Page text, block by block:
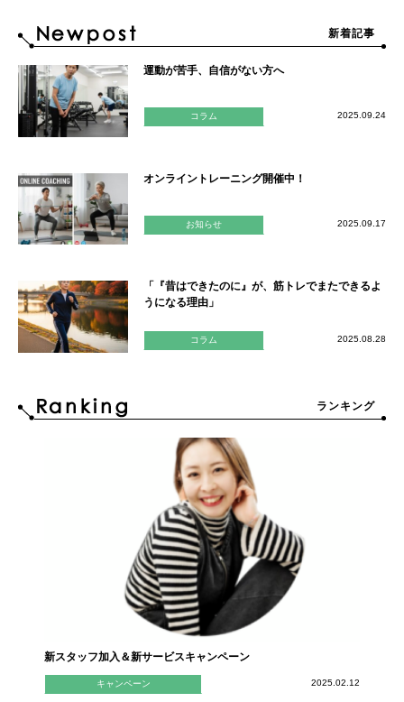
新着記事
運動が苦手、自信がない方へ
コラム 2025.09.24
オンライントレーニング開催中！
お知らせ 2025.09.17
「『昔はできたのに』が、筋トレでまたできるよ
うになる理由」
コラム 2025.08.28
ランキング
新スタッフ加入＆新サービスキャンペーン
キャンペーン 2025.02.12